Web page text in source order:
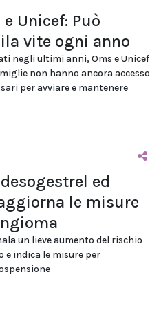
Unicef: Può
vite ogni anno
negli ultimi anni, Oms e Unicef
non hanno ancora accesso
per avviare e mantenere
ed
le misure
un lieve aumento del rischio
e indica le misure per